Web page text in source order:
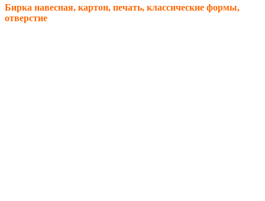
Бирка навесная, картон, печать, классические формы,
отверстие